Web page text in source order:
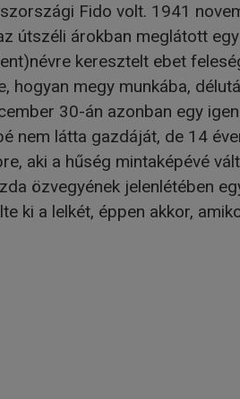
Fido volt. 1941
árokban meglátott
keresztelt ebet
megy munkába,
30-án azonban egy
nem látta gazdáját, de 14
aki a hűség mintaképévé
özvegyének jelenlétében
ki a lelkét, éppen akkor,